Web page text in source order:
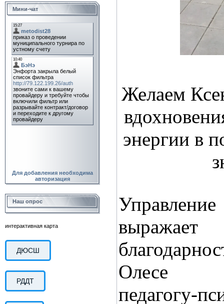
Мини-чат
Для добавления необходима
авторизация
Наш опрос
интерактивная карта
ДЮСШ
РДДТ
Желаем
энергии в
Олесе
педагогу-